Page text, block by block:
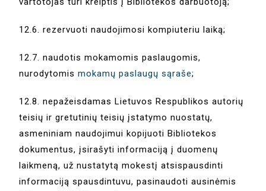
12.6. rezervuoti naudojimosi kompiuteriu laiką;
12.7. naudotis mokamomis paslaugomis,
nurodytomismokamų paslaugų sąraše;
12.8. nepažeisdamas Lietuvos Respublikos autorių
teisių ir gretutinių teisių įstatymo nuostatų,
asmeniniam naudojimui kopijuoti Bibliotekos
dokumentus, įsirašyti informaciją į duomenų
laikmeną, už nustatytą mokestį atsispausdinti
informaciją spausdintuvu, pasinaudoti ausinėmis